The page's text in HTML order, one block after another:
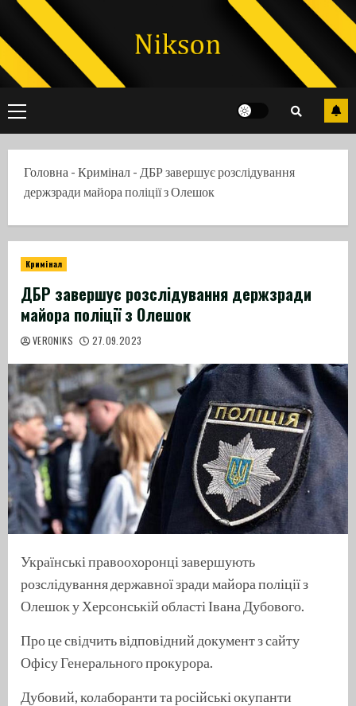
Skip
content
Primary
Menu
Головна - Кримінал - ДБР завершує розслідування
держзради майора поліції з Олешок
Кримінал
ДБР завершує розслідування держзради
майора поліції з Олешок
VERONIKS 27.09.2023
Українські правоохоронці завершують
розслідування державної зради майора поліції з
Олешок у Херсонській області Івана Дубового.
Про це свідчить відповідний документ з сайту
Офісу Генерального прокурора.
Дубовий, колаборанти та російські окупанти